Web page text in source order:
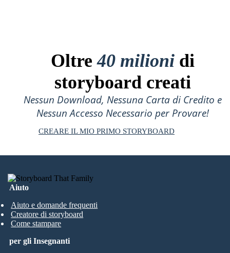
Oltre40 milioni di
storyboard creati
Nessun Download, Nessuna Carta di Credito e
Nessun Accesso Necessario per Provare!
CREARE IL MIO PRIMO STORYBOARD
Aiuto
Aiuto e domande frequenti
Creatore di storyboard
Come stampare
per gli Insegnanti